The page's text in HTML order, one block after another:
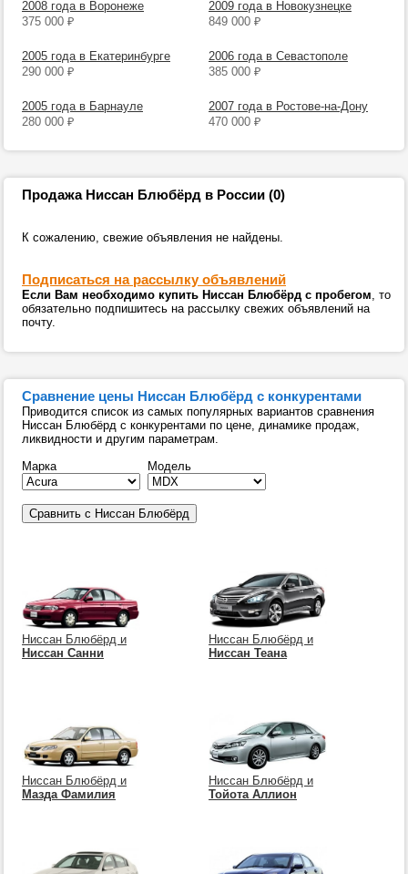
2008 года в Воронеже
375 000 ₽
2009 года в Новокузнецке
849 000 ₽
2005 года в Екатеринбурге
290 000 ₽
2006 года в Севастополе
385 000 ₽
2005 года в Барнауле
280 000 ₽
2007 года в Ростове-на-Дону
470 000 ₽
Продажа Ниссан Блюбёрд в России (0)
К сожалению, свежие объявления не найдены.
Подписаться на рассылку объявлений
Если Вам необходимо купить Ниссан Блюбёрд с пробегом, то
обязательно подпишитесь на рассылку свежих объявлений на
почту.
Сравнение цены Ниссан Блюбёрд с конкурентами
Приводится список из самых популярных вариантов сравнения
Ниссан Блюбёрд с конкурентами по цене, динамике продаж,
ликвидности и другим параметрам.
Марка
Модель
Ниссан Блюбёрд и
Ниссан Санни
Ниссан Блюбёрд и
Ниссан Теана
Ниссан Блюбёрд и
Мазда Фамилия
Ниссан Блюбёрд и
Тойота Аллион